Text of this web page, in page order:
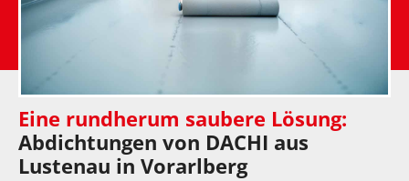
Eine rundherum saubere Lösung:
Abdichtungen von DACHI aus
Lustenau in Vorarlberg